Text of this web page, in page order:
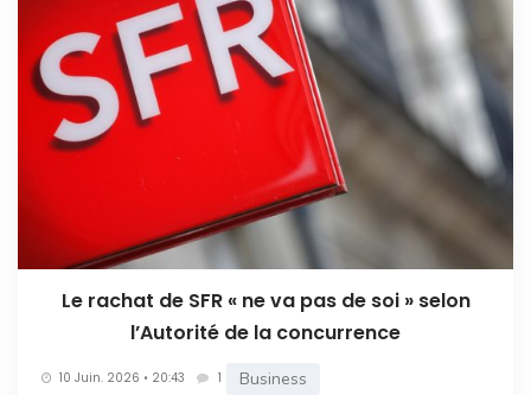
Le rachat de SFR « ne va pas de soi » selon
l’Autorité de la concurrence
10 Juin. 2026 • 20:43 1 Business